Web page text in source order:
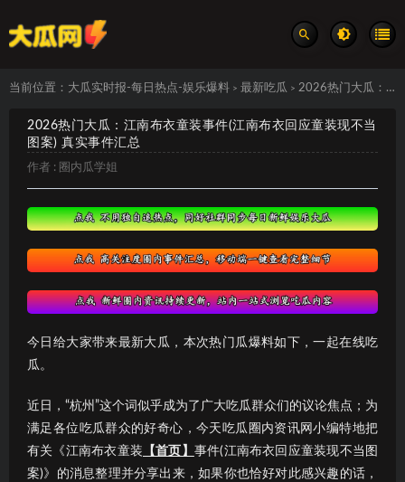
当前位置： 大瓜实时报-每日热点-娱乐爆料 > 最新吃瓜 > 2026热门大瓜：江南布衣童装事件(江南布衣回应童装现不当图案) 真实事件汇总
2026热门大瓜：江南布衣童装事件(江南布衣回应童装现不当
图案) 真实事件汇总
作者 : 圈内瓜学姐
今日给大家带来最新大瓜，本次热门瓜爆料如下，一起在线吃
瓜。
近日，“杭州”这个词似乎成为了广大吃瓜群众们的议论焦点；为
满足各位吃瓜群众的好奇心，今天吃瓜圈内资讯网小编特地把
有关《江南布衣童装 【首页】 事件(江南布衣回应童装现不当图
案)》的消息整理并分享出来，如果你也恰好对此感兴趣的话，